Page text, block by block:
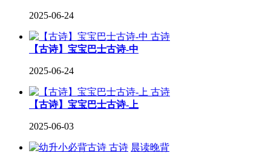
2025-06-24
古诗
【古诗】宝宝巴士古诗-中
2025-06-24
古诗
【古诗】宝宝巴士古诗-上
2025-06-03
古诗 晨读晚背